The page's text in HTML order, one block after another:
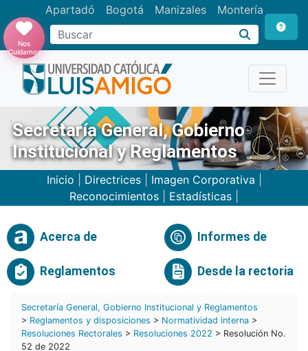
Apartadó Bogotá Manizales Montería
Buscar
Nos
Cuidamos
Secretaría General, Gobierno
Institucional y Reglamentos
Inicio Directrices| Imagen Corporativa
Reconocimientos
Estadísticas
Acerca de Informes de
Reglamentos Desde la rectoria
Secretaría General, Gobierno Institucional y Reglamentos
> Reglamentos y disposiciones > Normatividad interna >
Resoluciones Rectorales > Resoluciones 2022 > Resolución No.
52 de 2022